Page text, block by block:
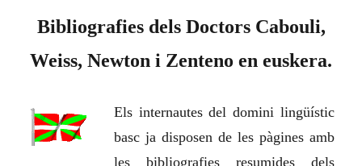
Bibliografies dels Doctors Cabouli,
Weiss, Newton i Zenteno en euskera.
Els internautes del domini lingüístic
basc ja disposen de les pàgines amb
les bibliografies resumides dels